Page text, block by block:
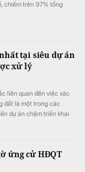
chiếm trên 97% tổng
tại siêu dự án
xử lý
liên quan đến việc xác
đất là một trong các
dự án chậm triển khai
ứng cử HĐQT